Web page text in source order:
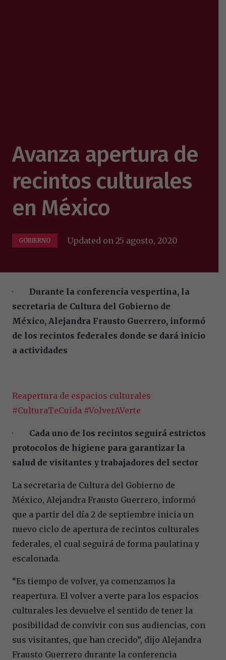
Avanza apertura de
recintos culturales
en México
GOBIERNO Updated on25 agosto, 2020
· Durante la conferencia vespertina, la
secretaria de Cultura del Gobierno de
México, Alejandra Frausto Guerrero, informó
de los recintos federales donde se dará inicio
a actividades
Reapertura de espacios culturales
#CulturaTeCuida #VolverAVerte
· Cada uno de los recintos seguirá estrictos
protocolos de higiene para garantizar la
salud de visitantes y trabajadores del sector
La secretaria de Cultura del Gobierno de
México, Alejandra Frausto Guerrero, informó
que a partir del día 2 de septiembre inicia un
nuevo ciclo de apertura de recintos culturales
federales, el cual seguirá de forma paulatina y
escalonada.
“Es tiempo de volver, ya comenzamos la
reapertura. El volver a verte para los espacios
culturales les devuelve el sentido de tener la
posibilidad de convivir con sus audiencias, con
sus visitantes, que han crecido”, dijo Alejandra
Frausto Guerrero durante la conferencia